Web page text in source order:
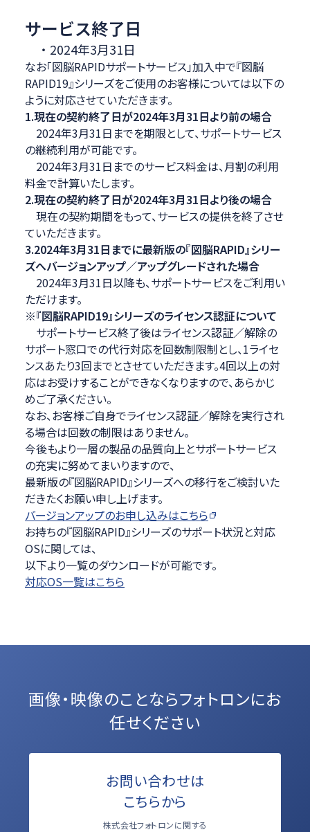
サービス終了日
・2024年3月31日
なお「図脳RAPIDサポートサービス」加入中で『図脳
RAPID19』シリーズをご使用のお客様については以下の
ように対応させていただきます。
1.現在の契約終了日が2024年3月31日より前の場合
2024年3月31日までを期限として、サポートサービス
の継続利用が可能です。
2024年3月31日までのサービス料金は、月割の利用
料金で計算いたします。
2.現在の契約終了日が2024年3月31日より後の場合
現在の契約期間をもって、サービスの提供を終了させ
ていただきます。
3.2024年3月31日までに最新版の『図脳RAPID』シリー
ズへバージョンアップ／アップグレードされた場合
2024年3月31日以降も、サポートサービスをご利用い
ただけます。
※『図脳RAPID19』シリーズのライセンス認証について
サポートサービス終了後はライセンス認証／解除の
サポート窓口での代行対応を回数制限制とし、1ライセ
ンスあたり3回までとさせていただきます。4回以上の対
応はお受けすることができなくなりますので、あらかじ
めご了承ください。
なお、お客様ご自身でライセンス認証／解除を実行され
る場合は回数の制限はありません。
今後もより一層の製品の品質向上とサポートサービス
の充実に努めてまいりますので、
最新版の『図脳RAPID』シリーズへの移行をご検討いた
だきたくお願い申し上げます。
バージョンアップのお申し込みはこちら
お持ちの『図脳RAPID』シリーズのサポート状況と対応
OSに関しては、
以下より一覧のダウンロードが可能です。
対応OS一覧はこちら
画像・映像のことならフォトロンにお
任せください
お問い合わせは
こちらから
株式会社フォトロンに関する